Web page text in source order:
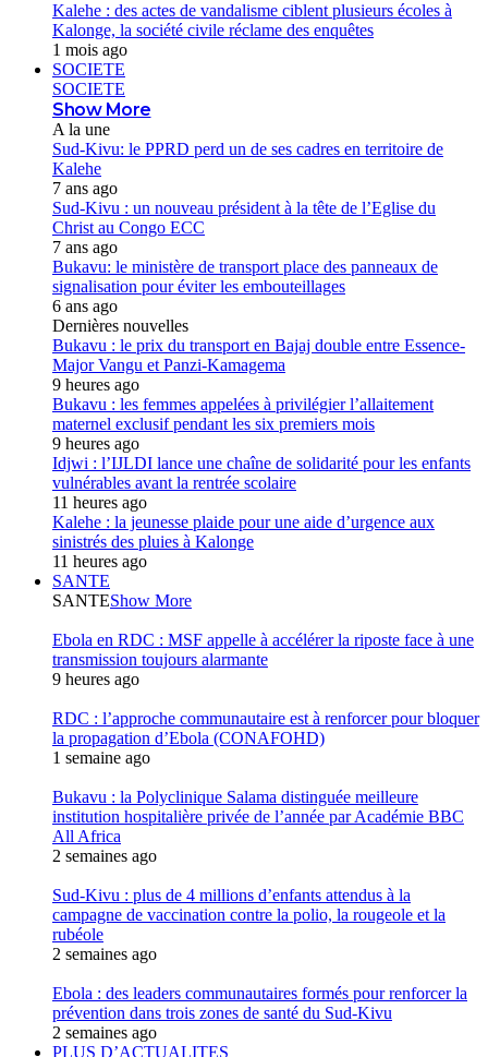
Kalehe : des actes de vandalisme ciblent plusieurs écoles à
Kalonge, la société civile réclame des enquêtes
1 mois ago
SOCIETE
SOCIETE
Show More
A la une
Sud-Kivu: le PPRD perd un de ses cadres en territoire de
Kalehe
7 ans ago
Sud-Kivu : un nouveau président à la tête de l’Eglise du
Christ au Congo ECC
7 ans ago
Bukavu: le ministère de transport place des panneaux de
signalisation pour éviter les embouteillages
6 ans ago
Dernières nouvelles
Bukavu : le prix du transport en Bajaj double entre Essence-
Major Vangu et Panzi-Kamagema
9 heures ago
Bukavu : les femmes appelées à privilégier l’allaitement
maternel exclusif pendant les six premiers mois
9 heures ago
Idjwi : l’IJLDI lance une chaîne de solidarité pour les enfants
vulnérables avant la rentrée scolaire
11 heures ago
Kalehe : la jeunesse plaide pour une aide d’urgence aux
sinistrés des pluies à Kalonge
11 heures ago
SANTE
SANTEShow More
Ebola en RDC : MSF appelle à accélérer la riposte face à une
transmission toujours alarmante
9 heures ago
RDC : l’approche communautaire est à renforcer pour bloquer
la propagation d’Ebola (CONAFOHD)
1 semaine ago
Bukavu : la Polyclinique Salama distinguée meilleure
institution hospitalière privée de l’année par Académie BBC
All Africa
2 semaines ago
Sud-Kivu : plus de 4 millions d’enfants attendus à la
campagne de vaccination contre la polio, la rougeole et la
rubéole
2 semaines ago
Ebola : des leaders communautaires formés pour renforcer la
prévention dans trois zones de santé du Sud-Kivu
2 semaines ago
PLUS D’ACTUALITES